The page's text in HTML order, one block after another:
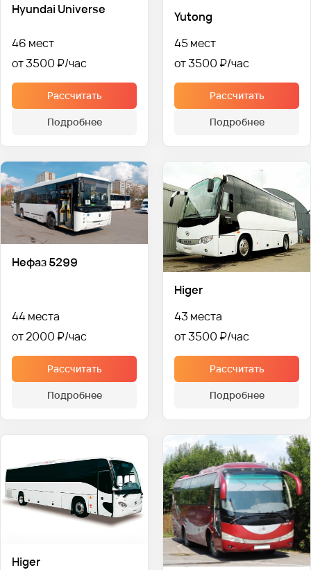
Hyundai Universe
46 мест
от 3500 ₽
Рассчитать
Подробнее
Yutong
45 мест
от 3500 ₽
Рассчитать
Подробнее
Нефаз 5299
44 места
от 2000 ₽
Рассчитать
Подробнее
Higer
43 места
от 3500 ₽
Рассчитать
Подробнее
Higer